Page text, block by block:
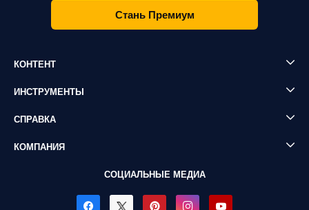
Стань Премиум
КОНТЕНТ
ИНСТРУМЕНТЫ
СПРАВКА
КОМПАНИЯ
СОЦИАЛЬНЫЕ МЕДИА